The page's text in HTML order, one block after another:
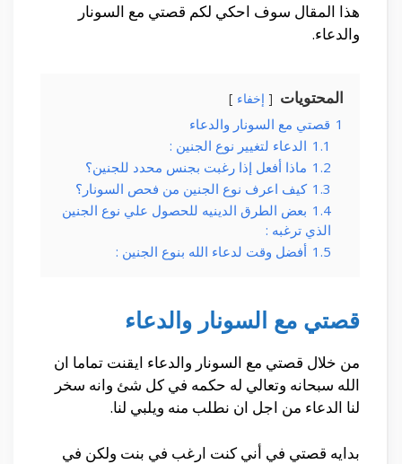
هذا المقال سوف احكي لكم قصتي مع السونار
والدعاء.
المحتويات إخفاء
1 قصتي مع السونار والدعاء
1.1 الدعاء لتغيير نوع الجنين :
1.2 ماذا أفعل إذا رغبت بجنس محدد للجنين؟
1.3 كيف اعرف نوع الجنين من فحص السونار؟
1.4 بعض الطرق الدينيه للحصول علي نوع الجنين
الذي ترغبه :
1.5 أفضل وقت لدعاء الله بنوع الجنين :
قصتي مع السونار والدعاء
من خلال قصتي مع السونار والدعاء ايقنت تماما ان
الله سبحانه وتعالي له حكمه في كل شئ وانه سخر
لنا الدعاء من اجل ان نطلب منه ويلبي لنا.
بدايه قصتي في أني كنت ارغب في بنت ولكن في